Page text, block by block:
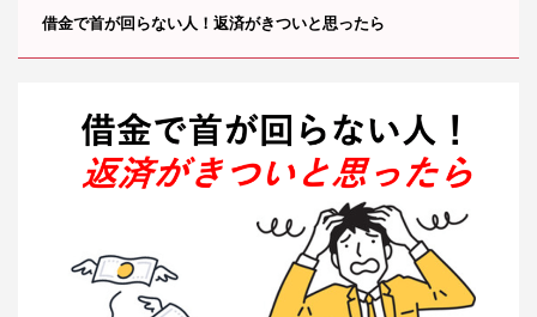
借金で首が回らない人！返済がきついと思ったら